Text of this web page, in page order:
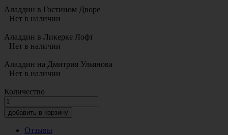
Аладдин в Гостином Дворе
Нет в наличии
Аладдин в Ликерке Лофт
Нет в наличии
Аладдин на Дмитрия Ульянова
Нет в наличии
Количество
добавить в корзину
Отзывы